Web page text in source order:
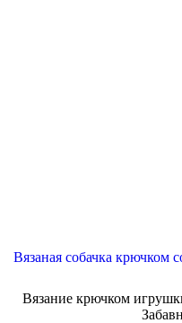
Вязаная собачка крючком
Вязание крючком